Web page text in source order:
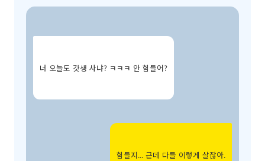
너 오늘도 갓생 사냐? ㅋㅋㅋ 안 힘들어?
힘들지... 근데 다들 이렇게 살잖아.